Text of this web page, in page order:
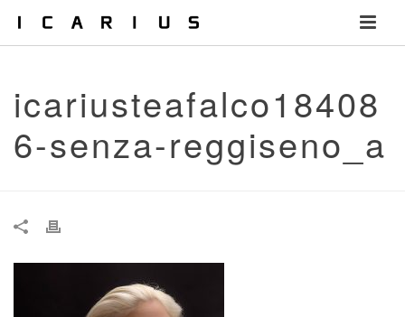
icariusteafalco18408
6-senza-reggiseno_a